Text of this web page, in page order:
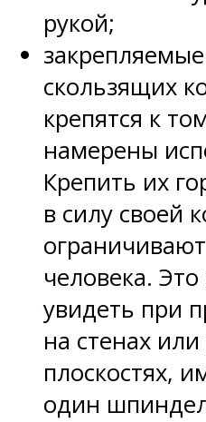
рукой;
скользящих
крепятся к
намерены
Крепить их
в силу своей
человека.
увидеть при
на стенах
плоскостях,
один